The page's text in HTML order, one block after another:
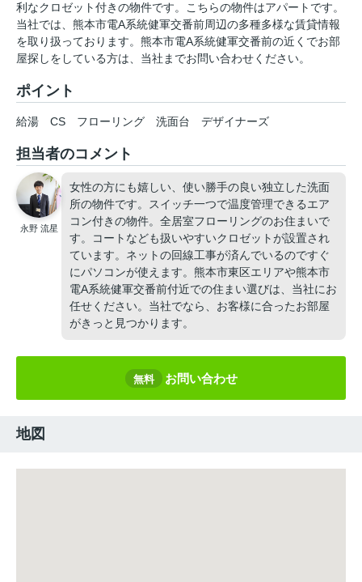
利なクロゼット付きの物件です。こちらの物件はアパートです。
当社では、熊本市電A系統健軍交番前周辺の多種多様な賃貸情報
を取り扱っております。熊本市電A系統健軍交番前の近くでお部
屋探しをしている方は、当社までお問い合わせください。
ポイント
給湯 CS フローリング 洗面台 デザイナーズ
担当者のコメント
永野 流星
女性の方にも嬉しい、使い勝手の良い独立した洗面
所の物件です。スイッチ一つで温度管理できるエア
コン付きの物件。全居室フローリングのお住まいで
す。コートなども扱いやすいクロゼットが設置され
ています。ネットの回線工事が済んでいるのですぐ
にパソコンが使えます。熊本市東区エリアや熊本市
電A系統健軍交番前付近での住まい選びは、当社にお
任せください。当社でなら、お客様に合ったお部屋
がきっと見つかります。
無料 お問い合わせ
地図